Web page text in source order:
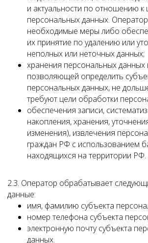
и актуальности по отношению к
персональных данных.
необходимые меры либо
их принятие по удалению или
неполных или неточных данных;
хранения персональных
позволяющей определить
персональных данных, не
требуют цели обработки
обеспечения записи,
накопления, хранения,
изменения), извлечения
граждан РФ с использованием
находящихся на территории РФ.
2.3. Оператор обрабатывает
данные:
имя, фамилию субъекта
номер телефона субъекта
электронную почту субъекта
данных.